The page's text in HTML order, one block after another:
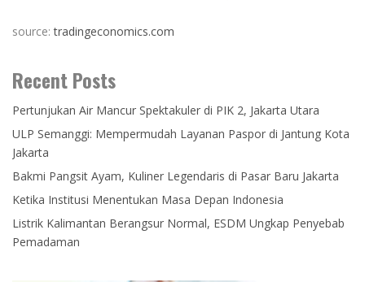
source:tradingeconomics.com
Recent Posts
Pertunjukan Air Mancur Spektakuler di PIK 2, Jakarta Utara
ULP Semanggi: Mempermudah Layanan Paspor di Jantung Kota
Jakarta
Bakmi Pangsit Ayam, Kuliner Legendaris di Pasar Baru Jakarta
Ketika Institusi Menentukan Masa Depan Indonesia
Listrik Kalimantan Berangsur Normal, ESDM Ungkap Penyebab
Pemadaman